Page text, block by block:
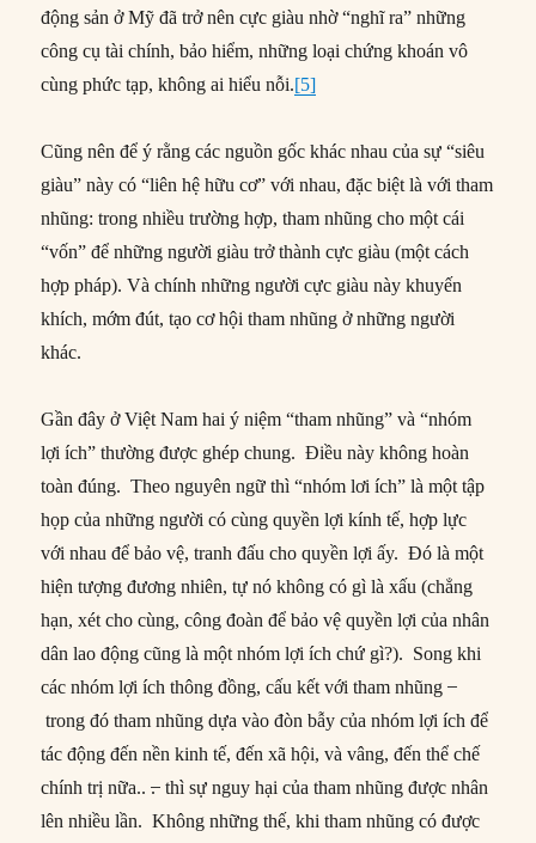
động sản ở Mỹ đã trở nên cực giàu nhờ “nghĩ ra” những
công cụ tài chính, bảo hiểm, những loại chứng khoán vô
cùng phức tạp, không ai hiểu nỗi.[5]
Cũng nên để ý rằng các nguồn gốc khác nhau của sự “siêu
giàu” này có “liên hệ hữu cơ” với nhau, đặc biệt là với tham
nhũng: trong nhiều trường hợp, tham nhũng cho một cái
“vốn” để những người giàu trở thành cực giàu (một cách
hợp pháp). Và chính những người cực giàu này khuyến
khích, mớm đút, tạo cơ hội tham nhũng ở những người
khác.
Gần đây ở Việt Nam hai ý niệm “tham nhũng” và “nhóm
lợi ích” thường được ghép chung. Điều này không hoàn
toàn đúng. Theo nguyên ngữ thì “nhóm lơi ích” là một tập
họp của những người có cùng quyền lợi kính tế, hợp lực
với nhau để bảo vệ, tranh đấu cho quyền lợi ấy. Đó là một
hiện tượng đương nhiên, tự nó không có gì là xấu (chẳng
hạn, xét cho cùng, công đoàn để bảo vệ quyền lợi của nhân
dân lao động cũng là một nhóm lợi ích chứ gì?). Song khi
các nhóm lợi ích thông đồng, cấu kết với tham nhũng ̶
trong đó tham nhũng dựa vào đòn bẫy của nhóm lợi ích để
tác động đến nền kinh tế, đến xã hội, và vâng, đến thể chế
chính trị nữa.. .̶ thì sự nguy hại của tham nhũng được nhân
lên nhiều lần. Không những thế, khi tham nhũng có được